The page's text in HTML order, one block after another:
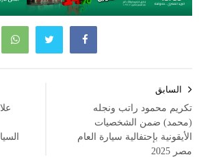
المقالات
السابق
تكريم محمود راتب ونجله
(محمد) ضمن الشخصيات
الأيقونية بإحتفالية سيارة العام
مصر 2025